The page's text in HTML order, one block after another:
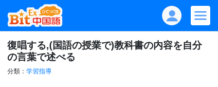
復唱する,(国語の授業で)教科書の内容を自分
の言葉で述べる
分類： 学習指導